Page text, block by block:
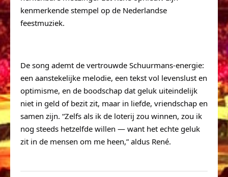
kenmerkende stempel op de Nederlandse
feestmuziek.
De song ademt de vertrouwde Schuurmans-energie:
een aanstekelijke melodie, een tekst vol levenslust en
optimisme, en de boodschap dat geluk uiteindelijk
niet in geld of bezit zit, maar in liefde, vriendschap en
samen zijn. “Zelfs als ik de loterij zou winnen, zou ik
nog steeds hetzelfde willen — want het echte geluk
zit in de mensen om me heen,” aldus René.